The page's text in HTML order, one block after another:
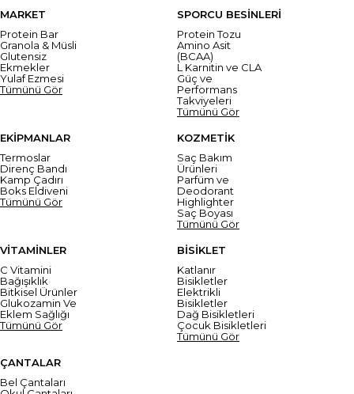
MARKET
Protein Bar
Granola & Müsli
Glutensiz
Ekmekler
Yulaf Ezmesi
Tümünü Gör
SPORCU BESİNLERİ
Protein Tozu
Amino Asit
(BCAA)
L Karnitin ve CLA
Güç ve
Performans
Takviyeleri
Tümünü Gör
EKİPMANLAR
Termoslar
Direnç Bandı
Kamp Çadırı
Boks Eldiveni
Tümünü Gör
KOZMETİK
Saç Bakım
Ürünleri
Parfüm ve
Deodorant
Highlighter
Saç Boyası
Tümünü Gör
VİTAMİNLER
C Vitamini
Bağışıklık
Bitkisel Ürünler
Glukozamin Ve
Eklem Sağlığı
Tümünü Gör
BİSİKLET
Katlanır
Bisikletler
Elektrikli
Bisikletler
Dağ Bisikletleri
Çocuk Bisikletleri
Tümünü Gör
ÇANTALAR
Bel Çantaları